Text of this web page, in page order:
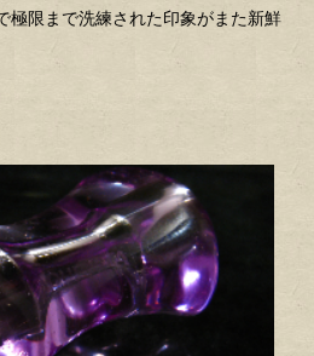
極限まで洗練された印象がまた新鮮